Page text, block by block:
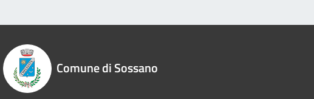
Comune di Sossano